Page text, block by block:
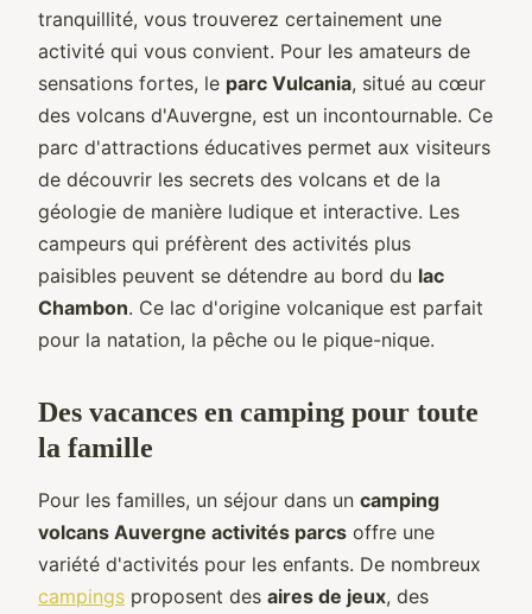
tranquillité, vous trouverez certainement une
activité qui vous convient. Pour les amateurs de
sensations fortes, le parc Vulcania, situé au cœur
des volcans d'Auvergne, est un incontournable. Ce
parc d'attractions éducatives permet aux visiteurs
de découvrir les secrets des volcans et de la
géologie de manière ludique et interactive. Les
campeurs qui préfèrent des activités plus
paisibles peuvent se détendre au bord du lac
Chambon. Ce lac d'origine volcanique est parfait
pour la natation, la pêche ou le pique-nique.
Des vacances en camping pour toute
la famille
Pour les familles, un séjour dans un camping
volcans Auvergne activités parcs offre une
variété d'activités pour les enfants. De nombreux
campings proposent des aires de jeux, des